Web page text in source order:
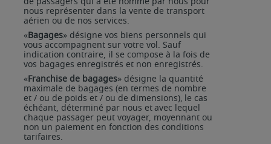
nous représenter dans la vente de transport
aérien ou de nos services.
«Bagages» désigne vos biens personnels qui
vous accompagnent sur votre vol. Sauf
indication contraire, il se compose à la fois de
vos bagages enregistrés et non enregistrés.
«Franchise de bagages» désigne la quantité
maximale de bagages (en termes de nombre
et / ou de poids et/ ou de dimensions), le cas
échéant, déterminé par nous etavec lequel
chaque passager peut voyager, moyennant ou
non un paiement en fonction des conditions
tarifaires.